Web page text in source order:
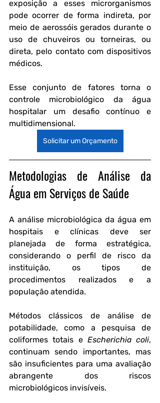
exposição a esses microrganismos
pode ocorrer de forma indireta, por
meio de aerossóis gerados durante o
uso de chuveiros ou torneiras, ou
direta, pelo contato com dispositivos
médicos.
Esse conjunto de fatores torna o
controle microbiológico da água
hospitalar um desafio contínuo e
multidimensional.
Solicitar um Orçamento
Metodologias de Análise da
Água em Serviços de Saúde
A análise microbiológica da água em
hospitais e clínicas deve ser
planejada de forma estratégica,
considerando o perfil de risco da
instituição, os tipos de
procedimentos realizados e a
população atendida.
Métodos clássicos de análise de
potabilidade, como a pesquisa de
coliformes totais e Escherichia coli,
continuam sendo importantes, mas
são insuficientes para uma avaliação
abrangente dos riscos
microbiológicos invisíveis.